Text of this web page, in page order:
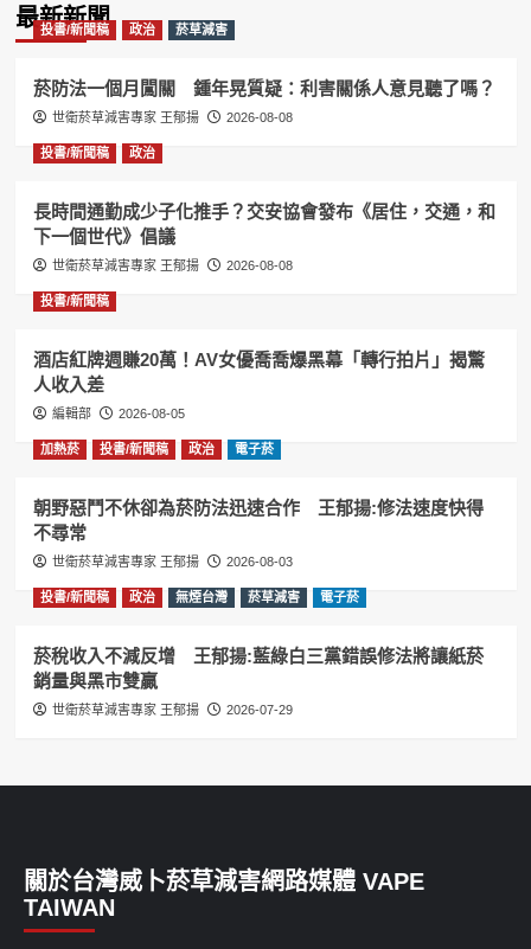
最新新聞
投書/新聞稿 政治 菸草減害
菸防法一個月闖關 鍾年晃質疑：利害關係人意見聽了嗎？
世衛菸草減害專家 王郁揚 2026-08-08
投書/新聞稿 政治
長時間通勤成少子化推手？交安協會發布《居住，交通，和
下一個世代》倡議
世衛菸草減害專家 王郁揚 2026-08-08
投書/新聞稿
酒店紅牌週賺20萬！AV女優喬喬爆黑幕「轉行拍片」揭驚
人收入差
編輯部 2026-08-05
加熱菸 投書/新聞稿 政治 電子菸
朝野惡鬥不休卻為菸防法迅速合作 王郁揚:修法速度快得
不尋常
世衛菸草減害專家 王郁揚 2026-08-03
投書/新聞稿 政治 無煙台灣 菸草減害 電子菸
菸稅收入不減反增 王郁揚:藍綠白三黨錯誤修法將讓紙菸
銷量與黑市雙贏
世衛菸草減害專家 王郁揚 2026-07-29
關於台灣威卜菸草減害網路媒體 VAPE
TAIWAN